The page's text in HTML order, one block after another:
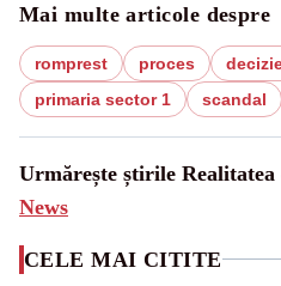
Mai multe articole despre
romprest proces
primaria sector 1
scandal
Urmărește știrile Realitatea
News
CELE MAI CITITE